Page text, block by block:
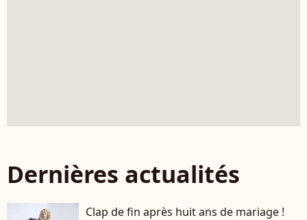
Dernières actualités
Clap de fin après huit ans de mariage !